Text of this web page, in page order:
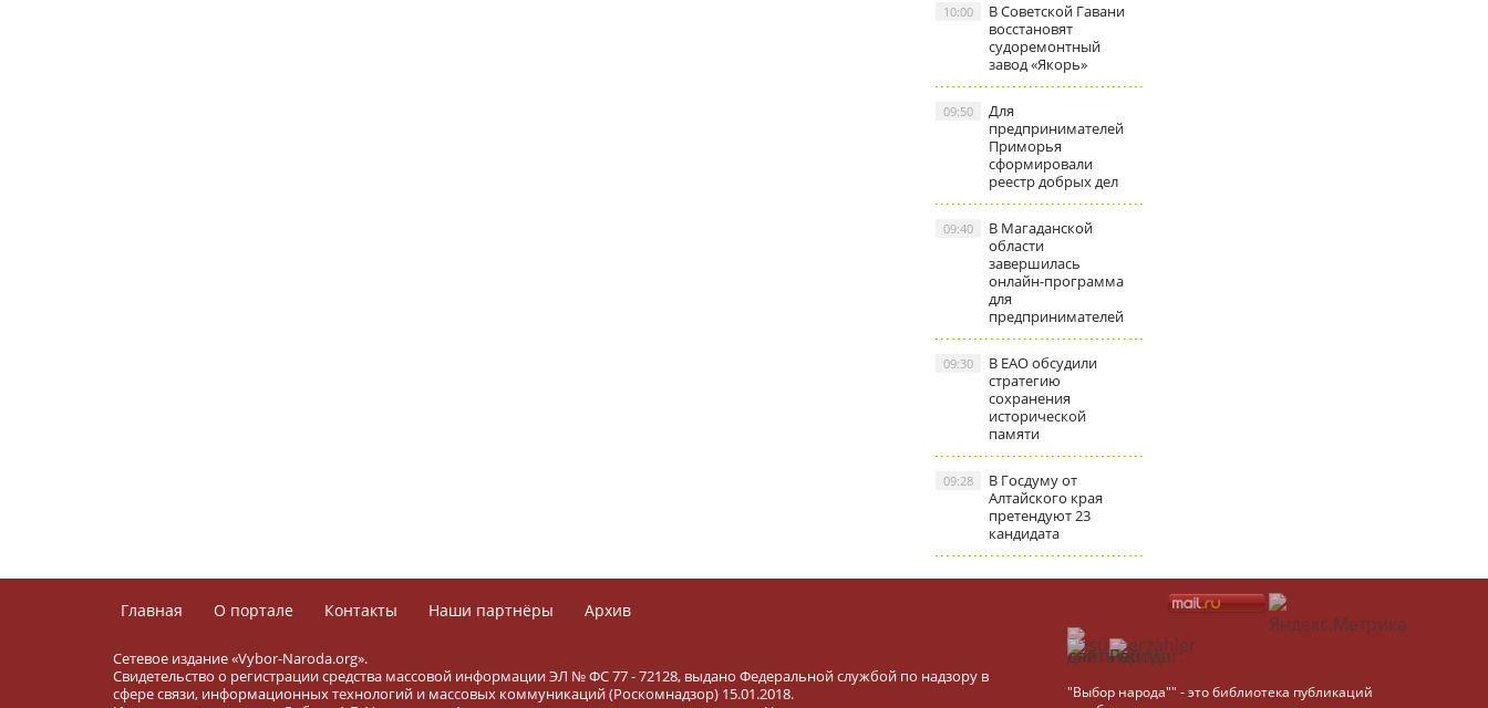
В Советской Гавани
восстановят
судоремонтный
завод «Якорь»
10:00
Для
предпринимателей
Приморья
сформировали
реестр добрых дел
09:50
В Магаданской
области
завершилась
онлайн-программа
для
предпринимателей
09:40
В ЕАО обсудили
стратегию
сохранения
исторической
памяти
09:30
В Госдуму от
Алтайского края
претендуют 23
кандидата
09:28
Главная О портале Контакты Наши партнёры Архив
Сетевое издание «Vybor-Naroda.org».
Свидетельство о регистрации средства массовой информации ЭЛ № ФС 77 - 72128, выдано Федеральной службой по надзору в
сфере связи, информационных технологий и массовых коммуникаций (Роскомнадзор) 15.01.2018.
"Выбор народа"" - это библиотека публикаций